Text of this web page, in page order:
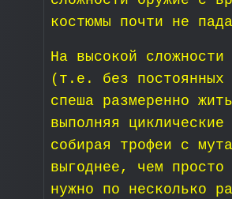
костюмы почти не
На высокой
(т.е. без постоянных
спеша размеренно
выполняя
собирая трофеи с
выгоднее, чем
нужно по несколько